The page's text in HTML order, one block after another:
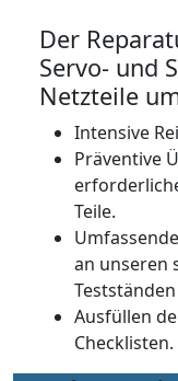
Der
Servo- und
Netzteile
Intensive
Präventive
Teile.
an unseren
Testständen
Ausfüllen
Checklisten.